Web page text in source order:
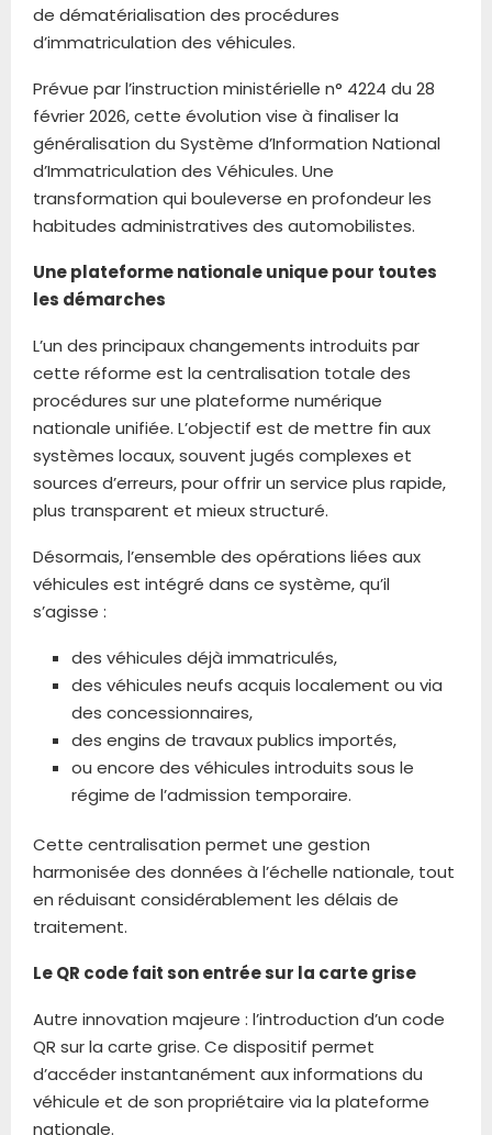
de dématérialisation des procédures
d’immatriculation des véhicules.
Prévue par l’instruction ministérielle n° 4224 du 28
février 2026, cette évolution vise à finaliser la
généralisation du Système d’Information National
d’Immatriculation des Véhicules. Une
transformation qui bouleverse en profondeur les
habitudes administratives des automobilistes.
Une plateforme nationale unique pour toutes
les démarches
L’un des principaux changements introduits par
cette réforme est la centralisation totale des
procédures sur une plateforme numérique
nationale unifiée. L’objectif est de mettre fin aux
systèmes locaux, souvent jugés complexes et
sources d’erreurs, pour offrir un service plus rapide,
plus transparent et mieux structuré.
Désormais, l’ensemble des opérations liées aux
véhicules est intégré dans ce système, qu’il
s’agisse :
des véhicules déjà immatriculés,
des véhicules neufs acquis localement ou via
des concessionnaires,
des engins de travaux publics importés,
ou encore des véhicules introduits sous le
régime de l’admission temporaire.
Cette centralisation permet une gestion
harmonisée des données à l’échelle nationale, tout
en réduisant considérablement les délais de
traitement.
Le QR code fait son entrée sur la carte grise
Autre innovation majeure : l’introduction d’un code
QR sur la carte grise. Ce dispositif permet
d’accéder instantanément aux informations du
véhicule et de son propriétaire via la plateforme
nationale.